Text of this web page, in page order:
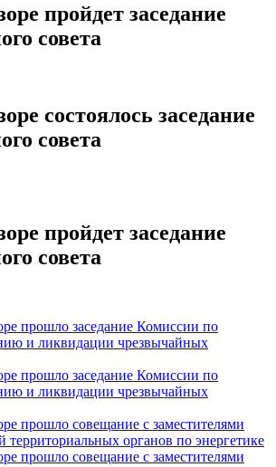
пройдет заседание
совета
состоялось заседание
совета
пройдет заседание
совета
прошло заседание Комиссии по
и ликвидации чрезвычайных
прошло заседание Комиссии по
и ликвидации чрезвычайных
прошло совещание с заместителями
территориальных органов по энергетике
прошло совещание с заместителями